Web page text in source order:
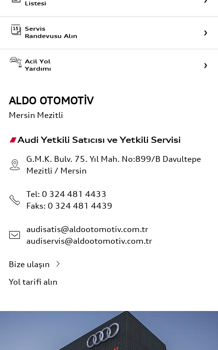
Listesi
Servis
Randevusu Alın
Acil Yol
Yardımı
ALDO OTOMOTİV
Mersin Mezitli
Audi Yetkili Satıcısı ve Yetkili Servisi
G.M.K. Bulv. 75. Yıl Mah. No:899/B Davultepe
Mezitli / Mersin
Tel: 0 324 481 4433
Faks: 0 324 481 4439
audisatis@aldootomotiv.com.tr
audiservis@aldootomotiv.com.tr
Bize ulaşın
Yol tarifi alın